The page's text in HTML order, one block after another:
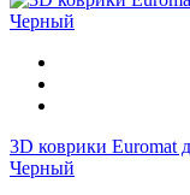
3D коврики Euromat
Черный